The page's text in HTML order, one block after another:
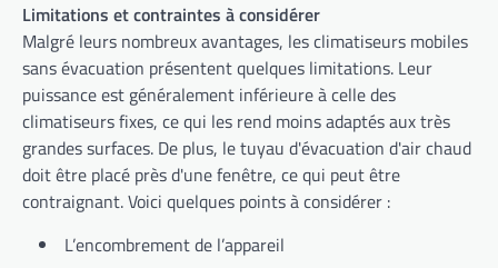
Limitations et contraintes à considérer
Malgré leurs nombreux avantages, les climatiseurs mobiles
sans évacuation présentent quelques limitations. Leur
puissance est généralement inférieure à celle des
climatiseurs fixes, ce qui les rend moins adaptés aux très
grandes surfaces. De plus, le tuyau d'évacuation d'air chaud
doit être placé près d'une fenêtre, ce qui peut être
contraignant. Voici quelques points à considérer :
L’encombrement de l’appareil